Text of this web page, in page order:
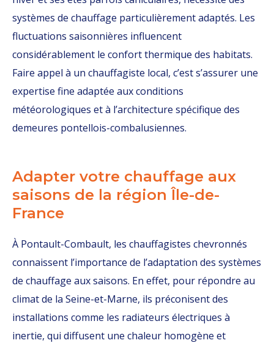
systèmes de chauffage particulièrement adaptés. Les
fluctuations saisonnières influencent
considérablement le confort thermique des habitats.
Faire appel à un chauffagiste local, c’est s’assurer une
expertise fine adaptée aux conditions
météorologiques et à l’architecture spécifique des
demeures pontellois-combalusiennes.
Adapter votre chauffage aux
saisons de la région Île-de-
France
À Pontault-Combault, les chauffagistes chevronnés
connaissent l’importance de l’adaptation des systèmes
de chauffage aux saisons. En effet, pour répondre au
climat de la Seine-et-Marne, ils préconisent des
installations comme les radiateurs électriques à
inertie, qui diffusent une chaleur homogène et